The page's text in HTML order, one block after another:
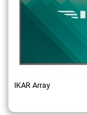
IKAR Array